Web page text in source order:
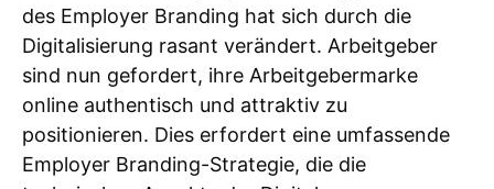
des Employer Branding hat sich durch die
Digitalisierung rasant verändert. Arbeitgeber
sind nun gefordert, ihre Arbeitgebermarke
online authentisch und attraktiv zu
positionieren. Dies erfordert eine umfassende
Employer Branding-Strategie, die die